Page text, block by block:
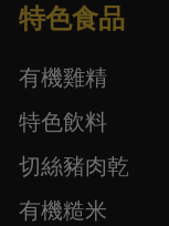
特色食品
有機雞精
特色飲料
切絲豬肉乾
有機糙米